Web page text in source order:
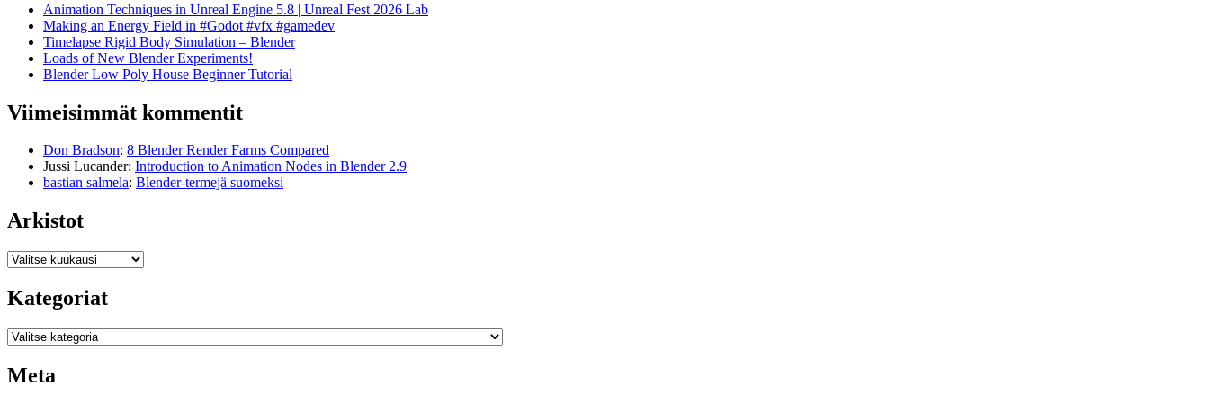
Animation Techniques in Unreal Engine 5.8 | Unreal Fest 2026 Lab
Making an Energy Field in #Godot #vfx #gamedev
Timelapse Rigid Body Simulation – Blender
Loads of New Blender Experiments!
Blender Low Poly House Beginner Tutorial
Viimeisimmät kommentit
Don Bradson: 8 Blender Render Farms Compared
Jussi Lucander: Introduction to Animation Nodes in Blender 2.9
bastian salmela: Blender-termejä suomeksi
Arkistot
Arkistot
Kategoriat
Kategoriat
Meta